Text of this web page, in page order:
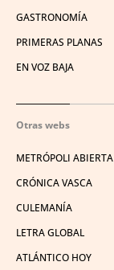
GASTRONOMÍA
PRIMERAS PLANAS
EN VOZ BAJA
Otras webs
METRÓPOLI ABIERTA
CRÓNICA VASCA
CULEMANÍA
LETRA GLOBAL
ATLÁNTICO HOY